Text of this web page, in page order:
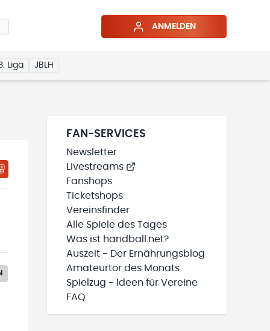
ANMELDEN
Liga JBLH
FAN-SERVICES
Newsletter
Livestreams
Fanshops
Ticketshops
Vereinsfinder
Alle Spiele des Tages
Was ist handball.net?
Auszeit - Der Ernährungsblog
Amateurtor des Monats
Spielzug - Ideen für Vereine
FAQ